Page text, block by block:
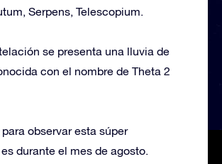
Serpens, Telescopium.
se presenta una lluvia de
con el nombre de Theta 2
observar esta súper
durante el mes de agosto.